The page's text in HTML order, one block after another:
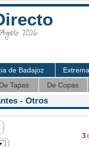
2026
de Badajoz
De Tapas De Copas
- Otros
3